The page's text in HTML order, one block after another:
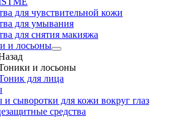
для чувствительной кожи
для умывания
для снятия макияжа
и лосьоны
и лосьоны
для лица
сыворотки для кожи вокруг глаз
средства